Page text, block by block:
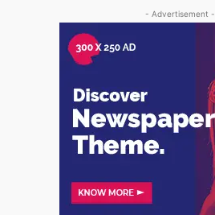
- Advertisement -